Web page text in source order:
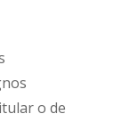
o de